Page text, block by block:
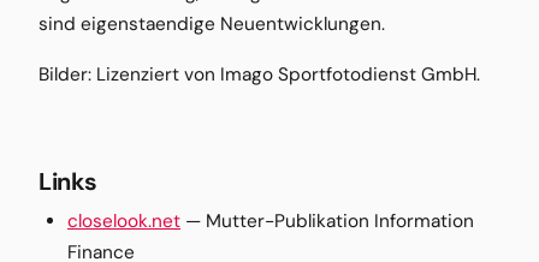
sind eigenstaendige Neuentwicklungen.
Bilder: Lizenziert von Imago Sportfotodienst GmbH.
Links
closelook.net — Mutter-Publikation Information
Finance